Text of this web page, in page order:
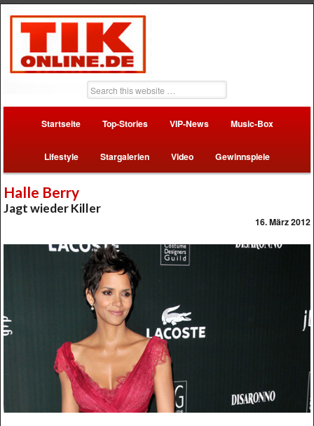
Startseite Top-Stories VIP-News Music-Box
Lifestyle Stargalerien Video Gewinnspiele
Halle Berry
Jagt wieder Killer
16. März 2012